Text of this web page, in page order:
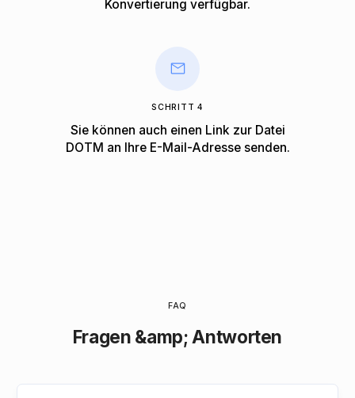
Konvertierung verfügbar.
SCHRITT 4
Sie können auch einen Link zur Datei
DOTM an Ihre E-Mail-Adresse senden.
FAQ
Fragen &amp; Antworten